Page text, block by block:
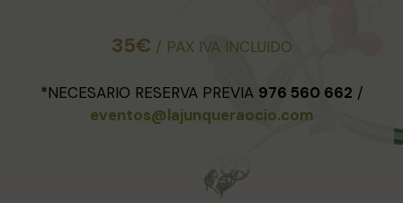
35€ / PAX IVA INCLUIDO
*NECESARIO RESERVA PREVIA 976 560 662 /
eventos@lajunqueraocio.com